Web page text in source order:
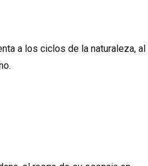
a los ciclos de la naturaleza, al